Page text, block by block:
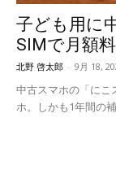
子ども用に
SIMで月額
北野 啓太郎 - 9月 18,
中古スマホの「にこ
ホ。しかも1年間の